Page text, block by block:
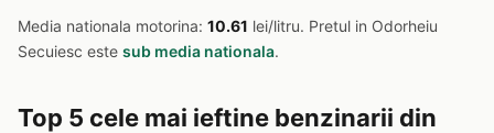
Media nationala motorina: 10.61 lei/litru. Pretul in Odorheiu
Secuiesc este sub media nationala.
Top 5 cele mai ieftine benzinarii din